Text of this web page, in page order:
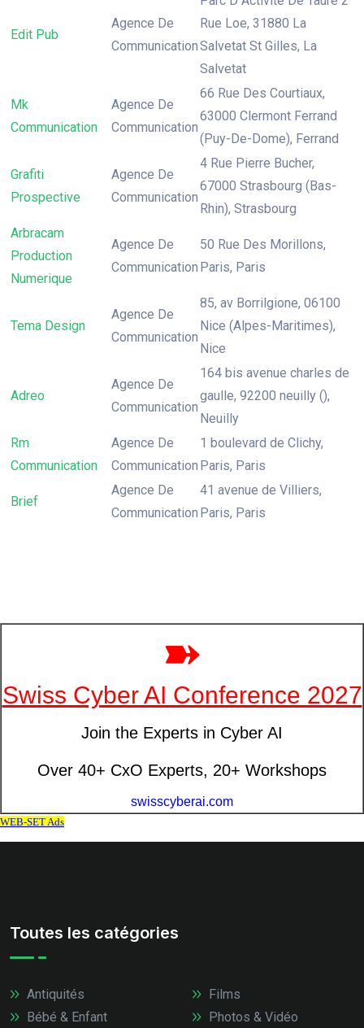
Edit Pub
Agence De
Communication
Rue Loe, 31880 La
Salvetat St Gilles, La
Salvetat
Mk
Communication
Agence De
Communication
66 Rue Des Courtiaux,
63000 Clermont Ferrand
(Puy-De-Dome), Ferrand
Grafiti
Prospective
Agence De
Communication
4 Rue Pierre Bucher,
67000 Strasbourg (Bas-
Rhin), Strasbourg
Arbracam
Production
Numerique
Agence De
Communication
50 Rue Des Morillons,
Paris, Paris
Tema Design
Agence De
Communication
85, av Borrilgione, 06100
Nice (Alpes-Maritimes),
Nice
Adreo
Agence De
Communication
164 bis avenue charles de
gaulle, 92200 neuilly (),
Neuilly
Rm
Communication
Agence De
Communication
1 boulevard de Clichy,
Paris, Paris
Brief
Agence De
Communication
41 avenue de Villiers,
Paris, Paris
Toutes les catégories
Antiquités
Bébé & Enfant
Films
Photos & Vidéo